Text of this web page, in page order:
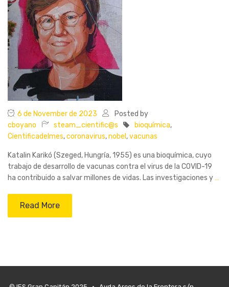
6 de November de 2023
Posted by
cboyano
steam_cientific@s bioquímica,
Cientificadelmes,coronavirus,nobel ,vacunas
Katalin Karikó (Szeged, Hungría, 1955) es una bioquímica, cuyo
trabajo de desarrollo de vacunas contra el virus de la COVID-19
ha contribuido a salvar millones de vidas. Las investigaciones y…
Read More